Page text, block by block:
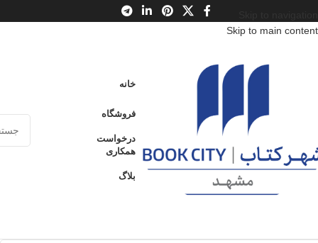
Skip to main content
خانه
فروشگاه
درخواست
همکاری
بلاگ